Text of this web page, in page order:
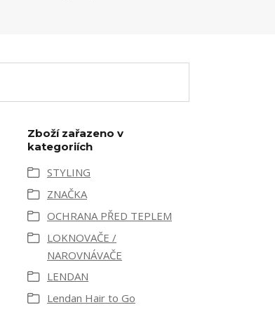
Zboží zařazeno v
kategoriích
STYLING
ZNAČKA
OCHRANA PŘED TEPLEM
LOKNOVAČE /
NAROVNÁVAČE
LENDAN
Lendan Hair to Go